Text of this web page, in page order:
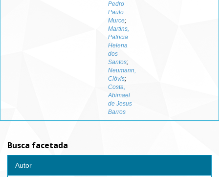
Pedro
Paulo
Murce;
Martins,
Patricia
Helena
dos
Santos;
Neumann,
Clóvis;
Costa,
Abimael
de Jesus
Barros
Busca facetada
Autor